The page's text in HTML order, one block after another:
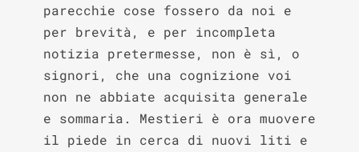
parecchie cose fossero da noi e
per brevità, e per incompleta
notizia pretermesse, non è sì, o
signori, che una cognizione voi
non ne abbiate acquisita generale
e sommaria. Mestieri è ora muovere
il piede in cerca di nuovi liti e